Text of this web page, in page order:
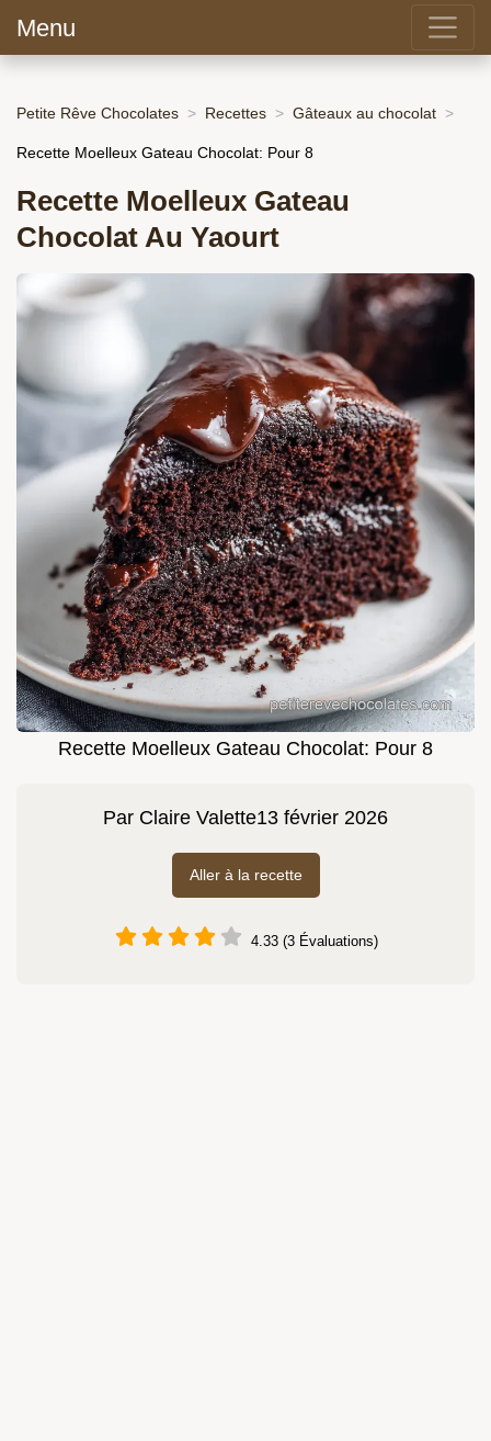
Menu
Petite Rêve Chocolates Recettes Gâteaux au chocolat
Recette Moelleux Gateau Chocolat: Pour 8
Recette Moelleux Gateau
Chocolat Au Yaourt
Recette Moelleux Gateau Chocolat: Pour 8
Par Claire Valette13 février 2026
Aller à la recette
4.33 (3 Évaluations)